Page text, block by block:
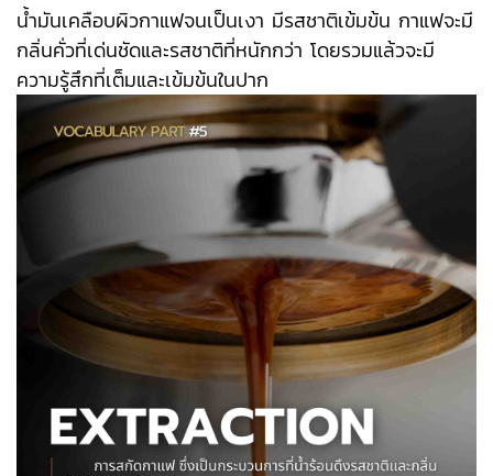
น้ำมันเคลือบผิวกาแฟจนเป็นเงา มีรสชาติเข้มข้น กาแฟจะมี
กลิ่นคั่วที่เด่นชัดและรสชาติที่หนักกว่า โดยรวมแล้วจะมี
ความรู้สึกที่เต็มและเข้มข้นในปาก